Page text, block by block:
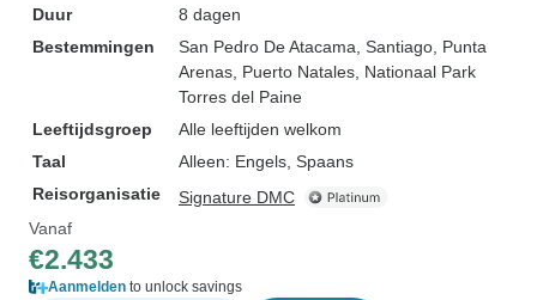
Duur
8 dagen
Bestemmingen
San Pedro De Atacama , Santiago , Punta
Arenas , Puerto Natales , Nationaal Park
Torres del Paine
Leeftijdsgroep
Alle leeftijden welkom
Taal
Alleen: Engels, Spaans
Reisorganisatie
Signature DMC
Vanaf
€2.433
Aanmelden to unlock savings